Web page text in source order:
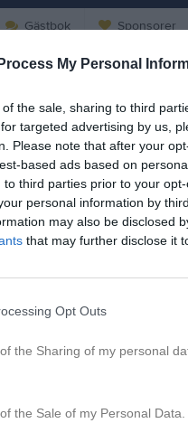
My Personal
the sale, sharing to third
targeted advertising by us,
Please note that after your
based ads based on
to third parties prior to your
personal information by
may also be disclosed
that may further disclose it
Opt Outs
the Sharing of my personal
the Sale of my Personal Data.
Gästbok Sponsorer
information!